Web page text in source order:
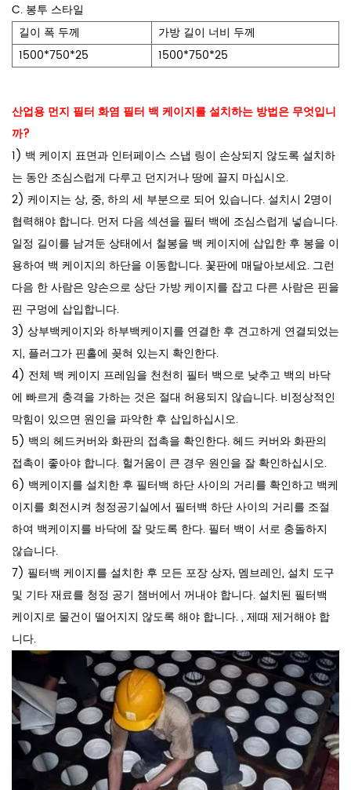
C. 봉투 스타일
길이 폭 두께
가방 길이 너비 두께
1500*750*25
1500*750*25
산업용 먼지 필터 화염 필터 백 케이지를 설치하는 방법은 무엇입니
까?
1) 백 케이지 표면과 인터페이스 스냅 링이 손상되지 않도록 설치하
는 동안 조심스럽게 다루고 던지거나 땅에 끌지 마십시오.
2) 케이지는 상, 중, 하의 세 부분으로 되어 있습니다. 설치시 2명이
협력해야 합니다. 먼저 다음 섹션을 필터 백에 조심스럽게 넣습니다.
일정 길이를 남겨둔 상태에서 철봉을 백 케이지에 삽입한 후 봉을 이
용하여 백 케이지의 하단을 이동합니다. 꽃판에 매달아보세요. 그런
다음 한 사람은 양손으로 상단 가방 케이지를 잡고 다른 사람은 핀을
핀 구멍에 삽입합니다.
3) 상부백케이지와 하부백케이지를 연결한 후 견고하게 연결되었는
지, 플러그가 핀홀에 꽂혀 있는지 확인한다.
4) 전체 백 케이지 프레임을 천천히 필터 백으로 낮추고 백의 바닥
에 빠르게 충격을 가하는 것은 절대 허용되지 않습니다. 비정상적인
막힘이 있으면 원인을 파악한 후 삽입하십시오.
5) 백의 헤드커버와 화판의 접촉을 확인한다. 헤드 커버와 화판의
접촉이 좋아야 합니다. 헐거움이 큰 경우 원인을 잘 확인하십시오.
6) 백케이지를 설치한 후 필터백 하단 사이의 거리를 확인하고 백케
이지를 회전시켜 청정공기실에서 필터백 하단 사이의 거리를 조절
하여 백케이지를 바닥에 잘 맞도록 한다. 필터 백이 서로 충돌하지
않습니다.
7) 필터백 케이지를 설치한 후 모든 포장 상자, 멤브레인, 설치 도구
및 기타 재료를 청정 공기 챔버에서 꺼내야 합니다. 설치된 필터백
케이지로 물건이 떨어지지 않도록 해야 합니다. , 제때 제거해야 합
니다.